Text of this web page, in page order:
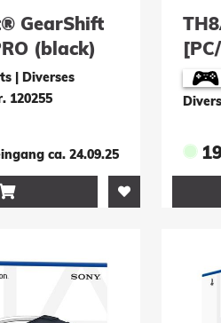
GearShift
(black)
| Diverses
120255
ca. 24.09.25